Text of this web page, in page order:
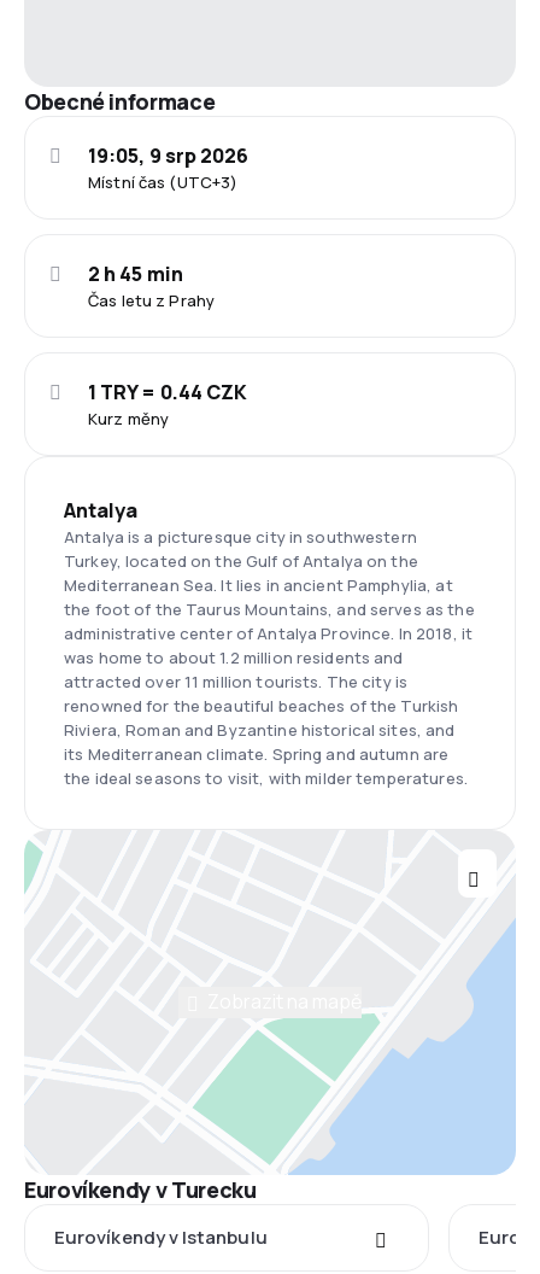
Obecné informace
Místní čas (UTC+3)
19:05, 9 srp 2026
Čas letu z Prahy
2 h 45 min
Kurz měny
1 TRY = 0.44 CZK
Antalya
Antalya is a picturesque city in southwestern
Turkey, located on the Gulf of Antalya on the
Mediterranean Sea. It lies in ancient Pamphylia, at
the foot of the Taurus Mountains, and serves as the
administrative center of Antalya Province. In 2018, it
was home to about 1.2 million residents and
attracted over 11 million tourists. The city is
renowned for the beautiful beaches of the Turkish
Riviera, Roman and Byzantine historical sites, and
its Mediterranean climate. Spring and autumn are
the ideal seasons to visit, with milder temperatures.
Eurovíkendy v Turecku
Eurovíkendy v Istanbulu